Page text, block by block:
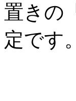
置きの
定です。